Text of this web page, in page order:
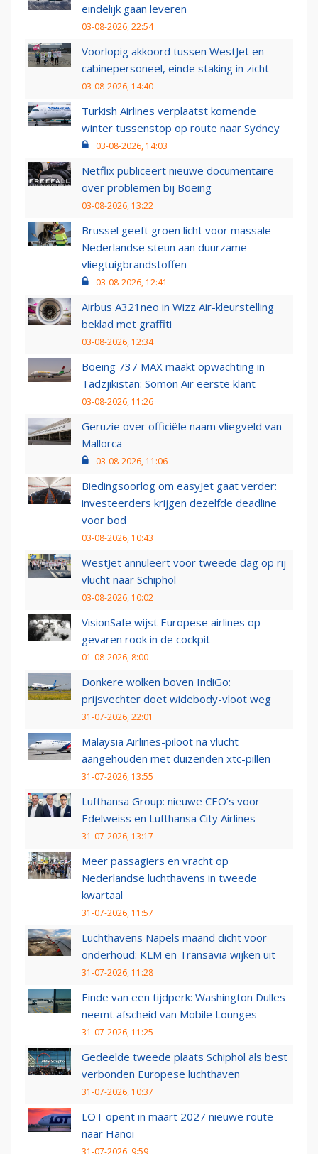
eindelijk gaan leveren
03-08-2026, 22:54
Voorlopig akkoord tussen WestJet en
cabinepersoneel, einde staking in zicht
03-08-2026, 14:40
Turkish Airlines verplaatst komende
winter tussenstop op route naar Sydney
03-08-2026, 14:03
Netflix publiceert nieuwe documentaire
over problemen bij Boeing
03-08-2026, 13:22
Brussel geeft groen licht voor massale
Nederlandse steun aan duurzame
vliegtuigbrandstoffen
03-08-2026, 12:41
Airbus A321neo in Wizz Air-kleurstelling
beklad met graffiti
03-08-2026, 12:34
Boeing 737 MAX maakt opwachting in
Tadzjikistan: Somon Air eerste klant
03-08-2026, 11:26
Geruzie over officiële naam vliegveld van
Mallorca
03-08-2026, 11:06
Biedingsoorlog om easyJet gaat verder:
investeerders krijgen dezelfde deadline
voor bod
03-08-2026, 10:43
WestJet annuleert voor tweede dag op rij
vlucht naar Schiphol
03-08-2026, 10:02
VisionSafe wijst Europese airlines op
gevaren rook in de cockpit
01-08-2026, 8:00
Donkere wolken boven IndiGo:
prijsvechter doet widebody-vloot weg
31-07-2026, 22:01
Malaysia Airlines-piloot na vlucht
aangehouden met duizenden xtc-pillen
31-07-2026, 13:55
Lufthansa Group: nieuwe CEO’s voor
Edelweiss en Lufthansa City Airlines
31-07-2026, 13:17
Meer passagiers en vracht op
Nederlandse luchthavens in tweede
kwartaal
31-07-2026, 11:57
Luchthavens Napels maand dicht voor
onderhoud: KLM en Transavia wijken uit
31-07-2026, 11:28
Einde van een tijdperk: Washington Dulles
neemt afscheid van Mobile Lounges
31-07-2026, 11:25
Gedeelde tweede plaats Schiphol als best
verbonden Europese luchthaven
31-07-2026, 10:37
LOT opent in maart 2027 nieuwe route
naar Hanoi
31-07-2026, 9:59